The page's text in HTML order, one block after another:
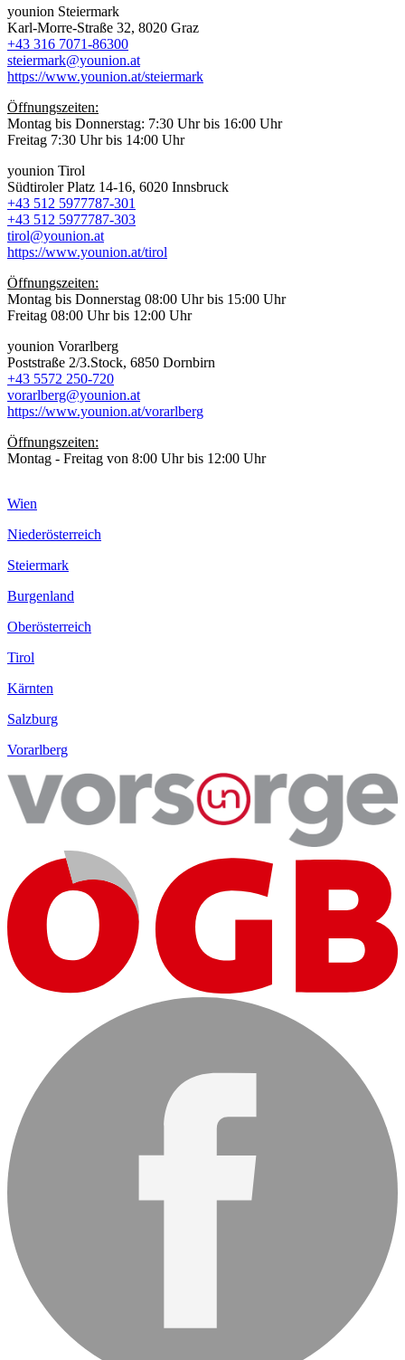
younion Steiermark
Karl-Morre-Straße 32, 8020 Graz
+43 316 7071-86300
steiermark@younion.at
https://www.younion.at/steiermark
Öffnungszeiten:
Montag bis Donnerstag: 7:30 Uhr bis 16:00 Uhr
Freitag 7:30 Uhr bis 14:00 Uhr
younion Tirol
Südtiroler Platz 14-16, 6020 Innsbruck
+43 512 5977787-301
+43 512 5977787-303
tirol@younion.at
https://www.younion.at/tirol
Öffnungszeiten:
Montag bis Donnerstag 08:00 Uhr bis 15:00 Uhr
Freitag 08:00 Uhr bis 12:00 Uhr
younion Vorarlberg
Poststraße 2/3.Stock, 6850 Dornbirn
+43 5572 250-720
vorarlberg@younion.at
https://www.younion.at/vorarlberg
Öffnungszeiten:
Montag - Freitag von 8:00 Uhr bis 12:00 Uhr
Wien
Niederösterreich
Steiermark
Burgenland
Oberösterreich
Tirol
Kärnten
Salzburg
Vorarlberg